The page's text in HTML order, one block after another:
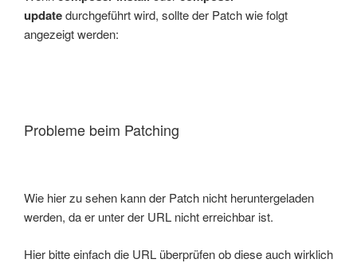
updatedurchgeführt wird, sollte der Patch wie folgt
angezeigt werden:
Probleme beim Patching
Wie hier zu sehen kann der Patch nicht heruntergeladen
werden, da er unter der URL nicht erreichbar ist.
Hier bitte einfach die URL überprüfen ob diese auch wirklich